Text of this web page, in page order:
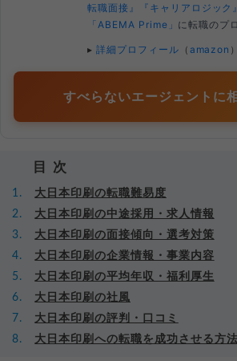
転職面接』
『キャリアロジック』
「ABEMA Prime」 に転職のプ
▸ 詳細プロフィール （ amazon ）
すべらないエージェントに
目次
大日本印刷の転職難易度
大日本印刷の中途採用・求人情報
大日本印刷の面接傾向・選考対策
大日本印刷の企業情報・事業内容
大日本印刷の平均年収・福利厚生
大日本印刷の社風
大日本印刷の評判・口コミ
大日本印刷への転職を成功させる方法